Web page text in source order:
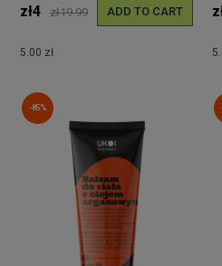
zł4 zł19.99 ADD TO CART
5.00 zł
-85%